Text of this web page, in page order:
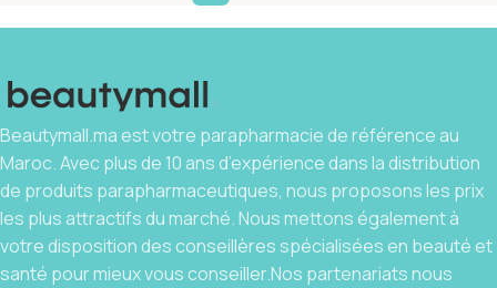
Beautymall.ma est votre parapharmacie de référence au
Maroc. Avec plus de 10 ans d’expérience dans la distribution
de produits parapharmaceutiques, nous proposons les prix
les plus attractifs du marché. Nous mettons également à
votre disposition des conseillères spécialisées en beauté et
santé pour mieux vous conseiller.Nos partenariats nous